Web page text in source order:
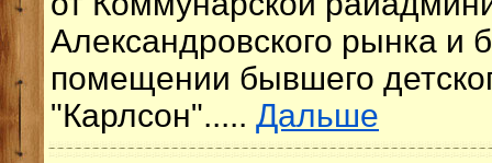
Александровского рынка и
помещении бывшего
"Карлсон"..... Дальше